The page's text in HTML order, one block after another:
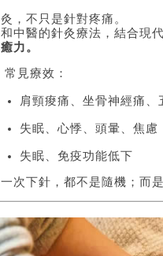
，不只是針對疼痛。
中醫的針灸療法，結合現
力。
常見療效：
肩頸痠痛、坐骨神經痛、
失眠、心悸、頭暈、焦慮
失眠、免疫功能低下
次下針，都不是隨機；而